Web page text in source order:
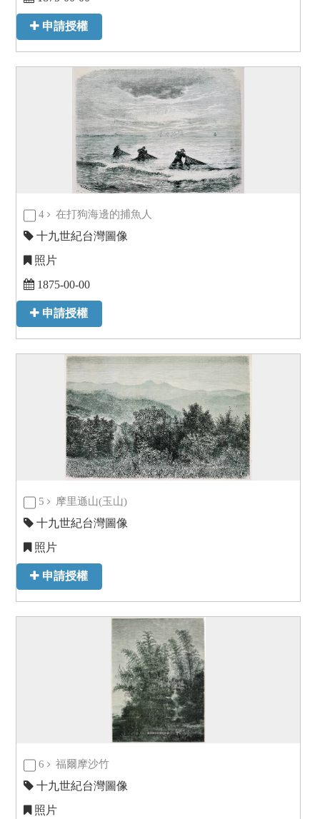
申請授權
4 在打狗海邊的捕魚人
十九世紀台灣圖像
照片
1875-00-00
申請授權
5 摩里遜山(玉山)
十九世紀台灣圖像
照片
申請授權
6 福爾摩沙竹
十九世紀台灣圖像
照片